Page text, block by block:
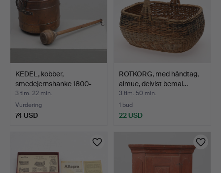
KEDEL, kobber,
smedejernshanke 1800-
tallet…
3 tim. 22 min.
Vurdering
74 USD
ROTKORG, med håndtag,
almue, delvist bemal…
3 tim. 50 min.
1 bud
22 USD